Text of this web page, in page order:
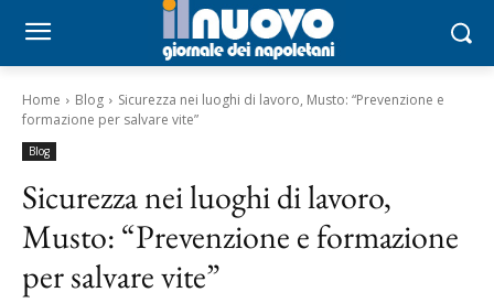
Home Blog
Sicurezza nei luoghi di lavoro, Musto: “Prevenzione e
formazione per salvare vite”
Blog
Sicurezza nei luoghi di lavoro,
Musto: “Prevenzione e formazione
per salvare vite”